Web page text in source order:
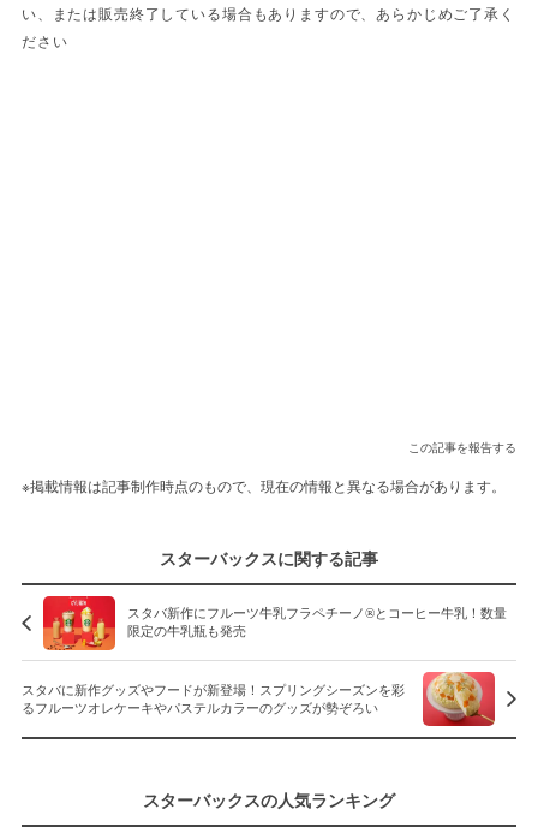
い、または販売終了している場合もありますので、あらかじめご了承く
ださい
この記事を報告する
※掲載情報は記事制作時点のもので、現在の情報と異なる場合があります。
スターバックスに関する記事
スタバ新作にフルーツ牛乳フラペチーノ®とコーヒー牛乳！数量
限定の牛乳瓶も発売
スタバに新作グッズやフードが新登場！スプリングシーズンを彩
るフルーツオレケーキやパステルカラーのグッズが勢ぞろい
スターバックスの人気ランキング